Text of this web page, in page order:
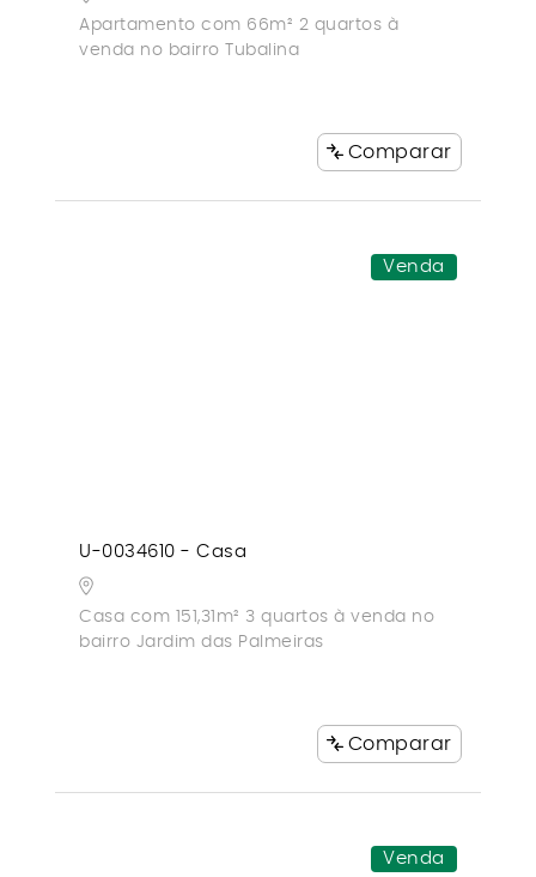
Apartamento com 66m² 2 quartos à
venda no bairro Tubalina
Comparar
Venda
U-0034610 - Casa
Casa com 151,31m² 3 quartos à venda no
bairro Jardim das Palmeiras
Comparar
Venda